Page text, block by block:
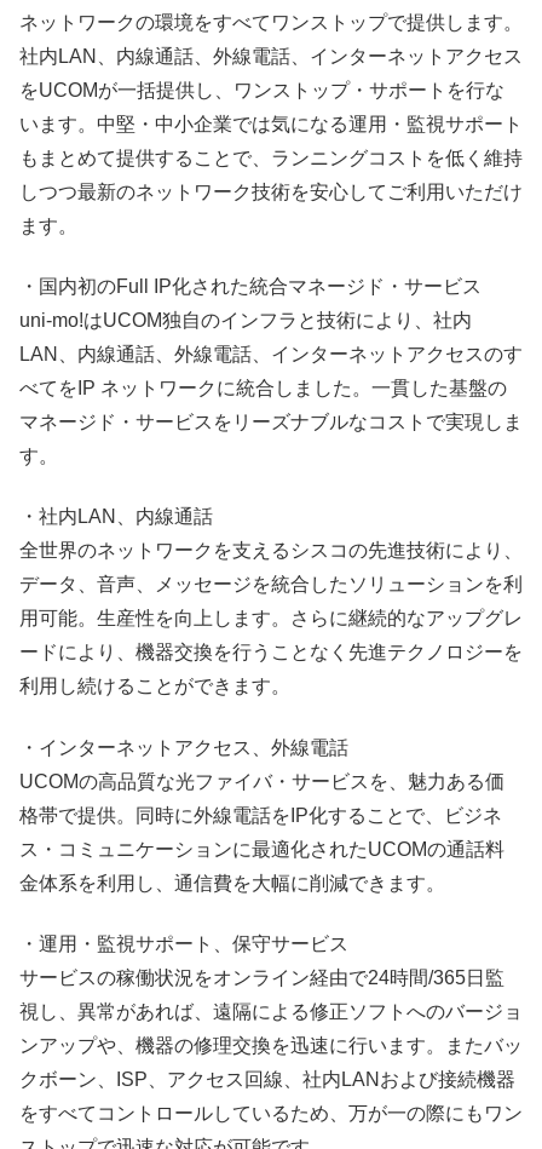
ネットワークの環境をすべてワンストップで提供します。
社内LAN、内線通話、外線電話、インターネットアクセス
をUCOMが一括提供し、ワンストップ・サポートを行な
います。中堅・中小企業では気になる運用・監視サポート
もまとめて提供することで、ランニングコストを低く維持
しつつ最新のネットワーク技術を安心してご利用いただけ
ます。
・国内初のFull IP化された統合マネージド・サービス
uni-mo!はUCOM独自のインフラと技術により、社内
LAN、内線通話、外線電話、インターネットアクセスのす
べてをIP ネットワークに統合しました。一貫した基盤の
マネージド・サービスをリーズナブルなコストで実現しま
す。
・社内LAN、内線通話
全世界のネットワークを支えるシスコの先進技術により、
データ、音声、メッセージを統合したソリューションを利
用可能。生産性を向上します。さらに継続的なアップグレ
ードにより、機器交換を行うことなく先進テクノロジーを
利用し続けることができます。
・インターネットアクセス、外線電話
UCOMの高品質な光ファイバ・サービスを、魅力ある価
格帯で提供。同時に外線電話をIP化することで、ビジネ
ス・コミュニケーションに最適化されたUCOMの通話料
金体系を利用し、通信費を大幅に削減できます。
・運用・監視サポート、保守サービス
サービスの稼働状況をオンライン経由で24時間/365日監
視し、異常があれば、遠隔による修正ソフトへのバージョ
ンアップや、機器の修理交換を迅速に行います。またバッ
クボーン、ISP、アクセス回線、社内LANおよび接続機器
をすべてコントロールしているため、万が一の際にもワン